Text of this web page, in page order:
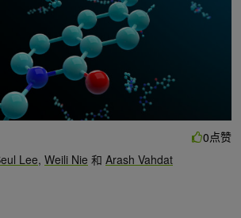
Lee, Weili Nie 和 Arash Vahdat
0点赞